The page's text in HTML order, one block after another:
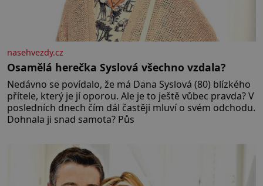
nasehvezdy.cz
Osamělá herečka Syslová všechno vzdala?
Nedávno se povídalo, že má Dana Syslová (80) blízkého
přítele, který je jí oporou. Ale je to ještě vůbec pravda? V
posledních dnech čím dál častěji mluví o svém odchodu.
Dohnala ji snad samota? Půs